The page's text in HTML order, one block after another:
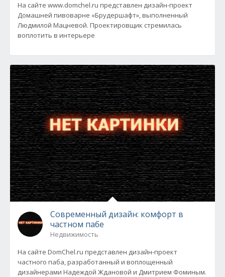
На сайте www.domchel.ru представлен дизайн-проект
Домашней пивоварне «Брудершафт», выполненный
Людмилой Мацневой. Проектировщик стремилась
воплотить в интерьере
Современный дизайн: комфорт в
частном пабе
Недвижимость
На сайте DomChel.ru представлен дизайн-проект
частного паба, разработанный и воплощенный
дизайнерами Надеждой Ждановой и Дмитрием Фоминым.